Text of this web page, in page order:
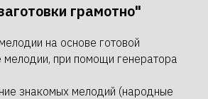
грамотно"
на основе готовой
мелодии, при помощи генератора
знакомых мелодий (народные